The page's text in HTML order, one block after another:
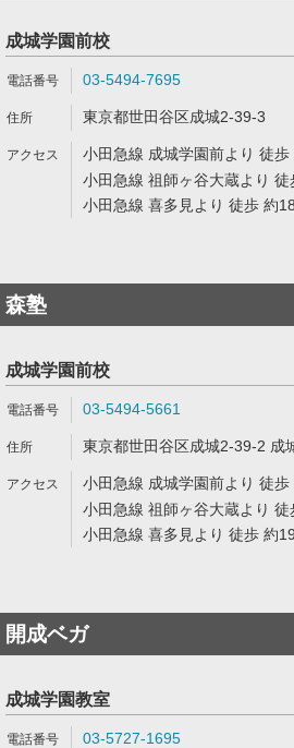
成城学園前校
03-5494-7695
東京都世田谷区成城2-39-3
小田急線 成城学園前より 徒歩
小田急線 祖師ヶ谷大蔵より
小田急線 喜多見より 徒歩 約
森塾
成城学園前校
03-5494-5661
東京都世田谷区成城2-39-2 成
小田急線 成城学園前より 徒歩
小田急線 祖師ヶ谷大蔵より
小田急線 喜多見より 徒歩 約
開成ベガ
成城学園教室
03-5727-1695